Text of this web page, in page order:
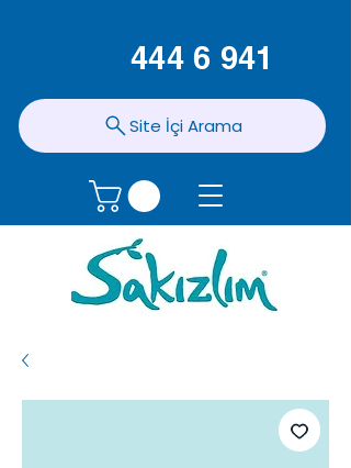
444 6 941
Site İçi Arama